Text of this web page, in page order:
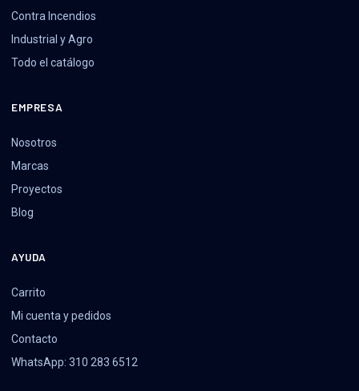
Contra Incendios
Industrial y Agro
Todo el catálogo
EMPRESA
Nosotros
Marcas
Proyectos
Blog
AYUDA
Carrito
Mi cuenta y pedidos
Contacto
WhatsApp: 310 283 6512